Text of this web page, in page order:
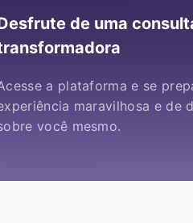
de uma
a plataforma e se
maravilhosa e de
você mesmo.